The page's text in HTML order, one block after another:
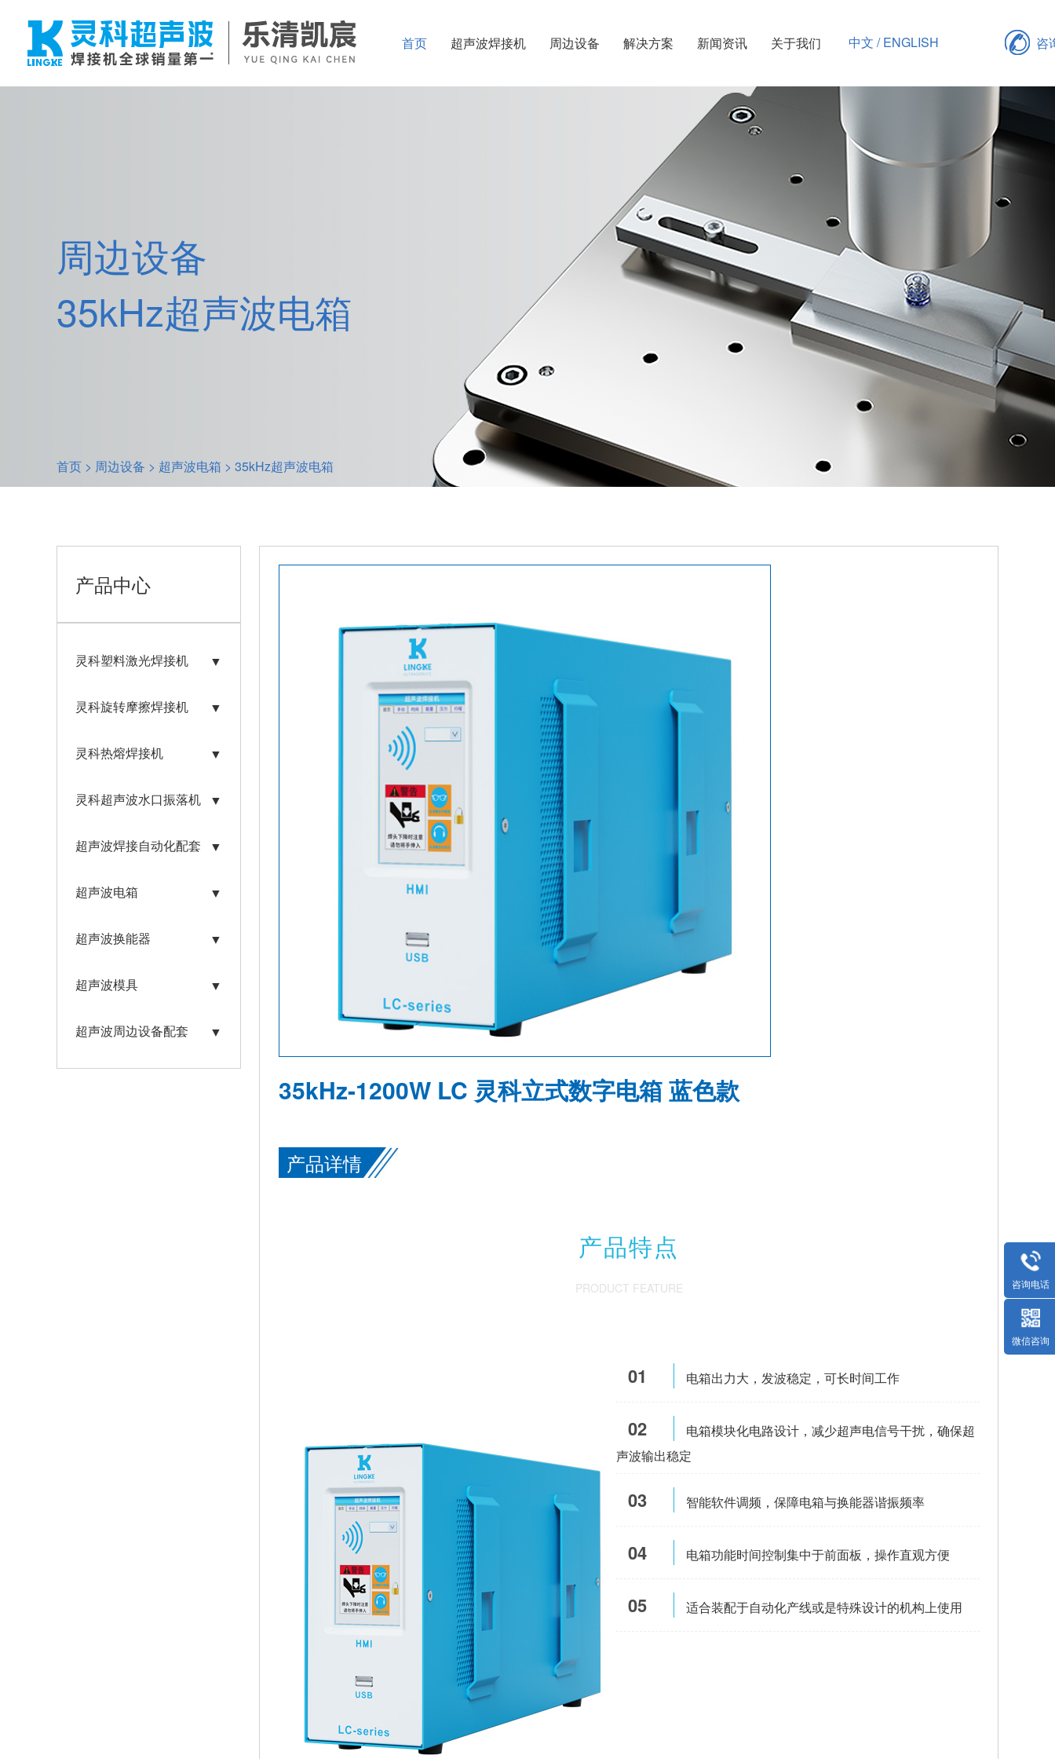
首页 超声波焊接机 周边设备 解决方案 新闻资讯 关于我们 中文 / ENGLISH 咨
周边设备
35kHz超声波电箱
首页 > 周边设备 > 超声波电箱 > 35kHz超声波电箱
产品中心
灵科塑料激光焊接机 ▼
灵科旋转摩擦焊接机 ▼
灵科热熔焊接机 ▼
灵科超声波水口振落机 ▼
超声波焊接自动化配套 ▼
超声波电箱 ▼
超声波换能器 ▼
超声波模具 ▼
超声波周边设备配套 ▼
35kHz-1200W LC 灵科立式数字电箱 蓝色款
产品详情
产品特点
PRODUCT FEATURE
01 电箱出力大，发波稳定，可长时间工作
02
电箱模块化电路设计，减少超声电信号干扰，确保超
声波输出稳定
03 智能软件调频，保障电箱与换能器谐振频率
04 电箱功能时间控制集中于前面板，操作直观方便
05 适合装配于自动化产线或是特殊设计的机构上使用
咨询电话
微信咨询